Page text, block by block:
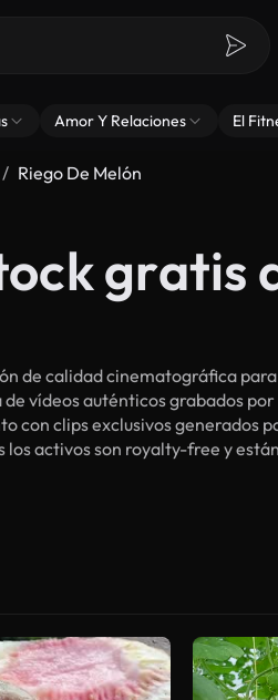
Amor Y Relaciones El
Riego De Melón
gratis
de calidad cinematográfica
vídeos auténticos grabados
con clips exclusivos generados
los activos son royalty-free y